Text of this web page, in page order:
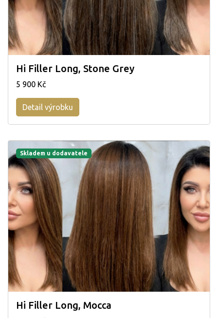
Hi Filler Long, Stone Grey
5 900 Kč
Detail výrobku
Skladem u dodavatele
Hi Filler Long, Mocca